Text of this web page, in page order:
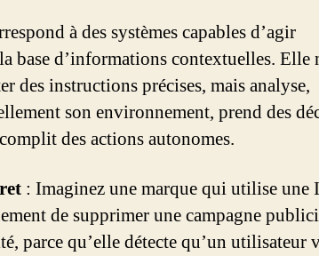
à des systèmes capables d’agir
base d’informations contextuelles. Elle
des instructions précises, mais analyse,
son environnement, prend des
des actions autonomes.
: Imaginez une marque qui utilise une
de supprimer une campagne
parce qu’elle détecte qu’un utilisateur